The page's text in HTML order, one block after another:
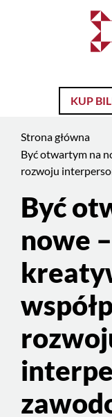
kreatywności
współpracy
rozwoju
interpersonalnym
zawodowym
KUP
Strona główna
Być otwartym na
rozwoju
Być
nowe